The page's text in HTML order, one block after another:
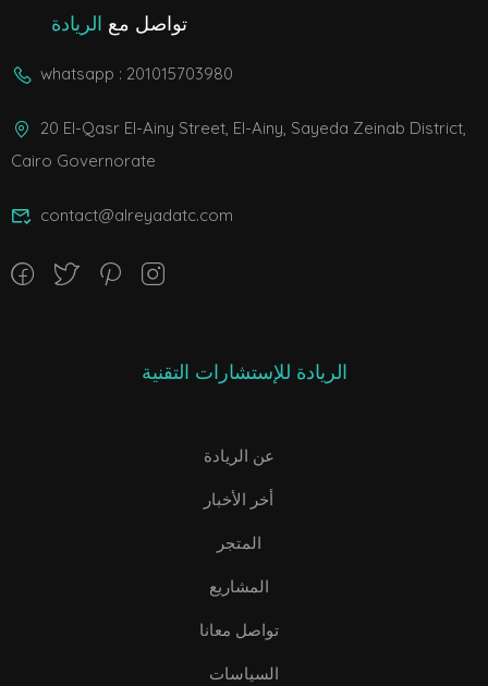
تواصل مع الريادة
whatsapp : 201015703980
20 El-Qasr El-Ainy Street, El-Ainy, Sayeda Zeinab District,
Cairo Governorate
contact@alreyadatc.com
الريادة للإستشارات التقنية
عن الريادة
أخر الأخبار
المتجر
المشاريع
تواصل معانا
السياسات